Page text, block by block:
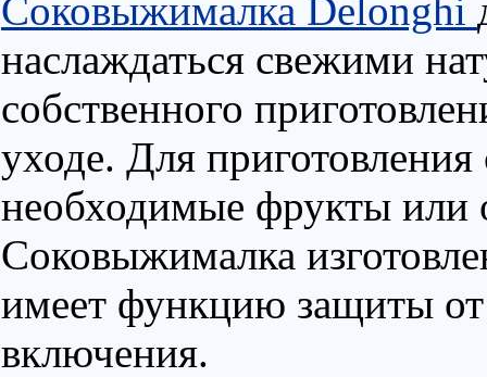
Соковыжималка Delonghi
наслаждаться свежими
собственного
уходе. Для
необходимые фрукты или
Соковыжималка
имеет функцию защиты от
включения.